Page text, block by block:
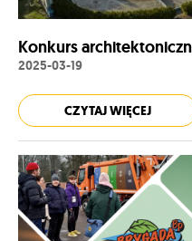
Konkurs
2025-03-19
CZYTAJ WIĘCEJ